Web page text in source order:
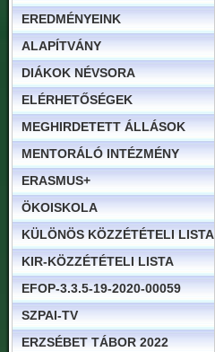
EREDMÉNYEINK
ALAPÍTVÁNY
DIÁKOK NÉVSORA
ELÉRHETŐSÉGEK
MEGHIRDETETT ÁLLÁSOK
MENTORÁLÓ INTÉZMÉNY
ERASMUS+
ÖKOISKOLA
KÜLÖNÖS KÖZZÉTÉTELI LISTA
KIR-KÖZZÉTÉTELI LISTA
EFOP-3.3.5-19-2020-00059
SZPAI-TV
ERZSÉBET TÁBOR 2022